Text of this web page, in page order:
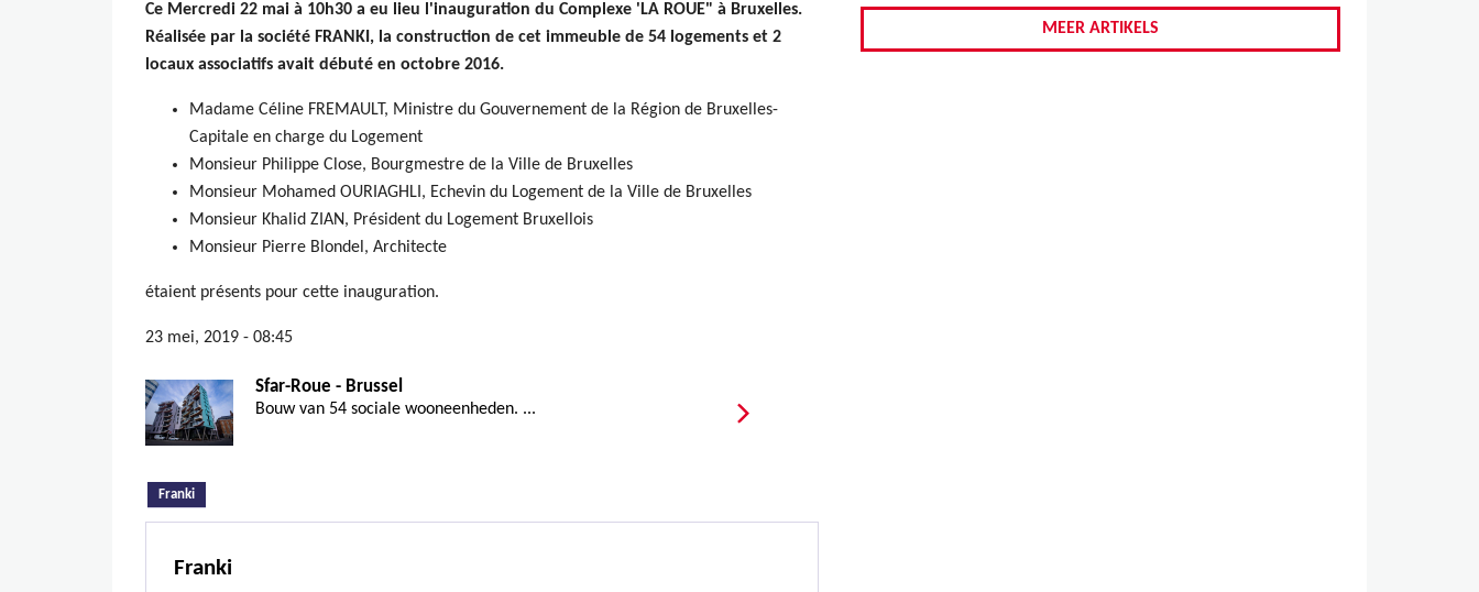
Ce Mercredi 22 mai à 10h30 a eu lieu l'inauguration du Complexe 'LA ROUE" à Bruxelles.
Réalisée par la société FRANKI, la construction de cet immeuble de 54 logements et 2
locaux associatifs avait débuté en octobre 2016.
Madame Céline FREMAULT, Ministre du Gouvernement de la Région de Bruxelles-
Capitale en charge du Logement
Monsieur Philippe Close, Bourgmestre de la Ville de Bruxelles
Monsieur Mohamed OURIAGHLI, Echevin du Logement de la Ville de Bruxelles
Monsieur Khalid ZIAN, Président du Logement Bruxellois
Monsieur Pierre Blondel, Architecte
étaient présents pour cette inauguration.
23 mei, 2019 - 08:45
Sfar-Roue - Brussel
Bouw van 54 sociale wooneenheden. ...
Franki
Franki
MEER ARTIKELS